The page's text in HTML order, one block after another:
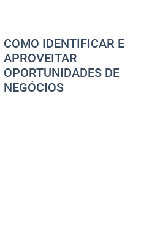
COMO IDENTIFICAR E
APROVEITAR
OPORTUNIDADES DE
NEGÓCIOS